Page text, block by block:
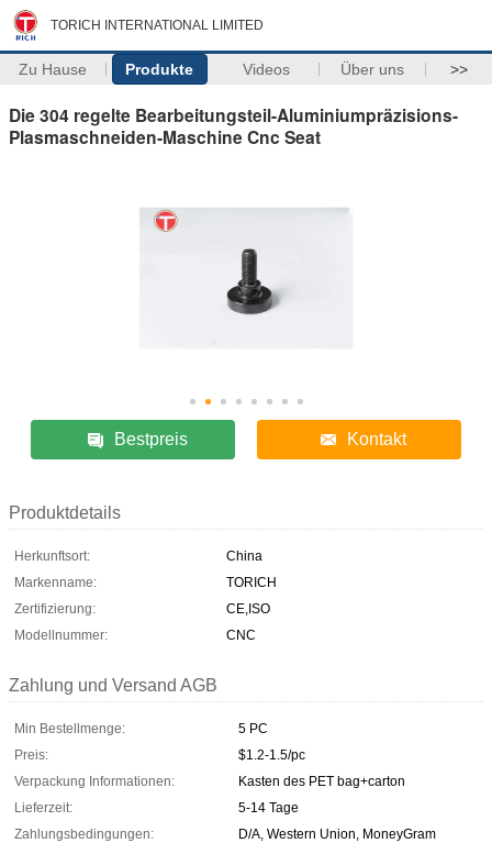
TORICH INTERNATIONAL LIMITED
Zu Hause Produkte Videos Über uns >>
Die 304 regelte Bearbeitungsteil-Aluminiumpräzisions-
Plasmaschneiden-Maschine Cnc Seat
Bestpreis Kontakt
Produktdetails
Herkunftsort:
China
Markenname:
TORICH
Zertifizierung:
CE,ISO
Modellnummer:
CNC
Zahlung und Versand AGB
Min Bestellmenge:
5 PC
Preis:
$1.2-1.5/pc
Verpackung Informationen:
Kasten des PET bag+carton
Lieferzeit:
5-14 Tage
Zahlungsbedingungen:
D/A, Western Union, MoneyGram